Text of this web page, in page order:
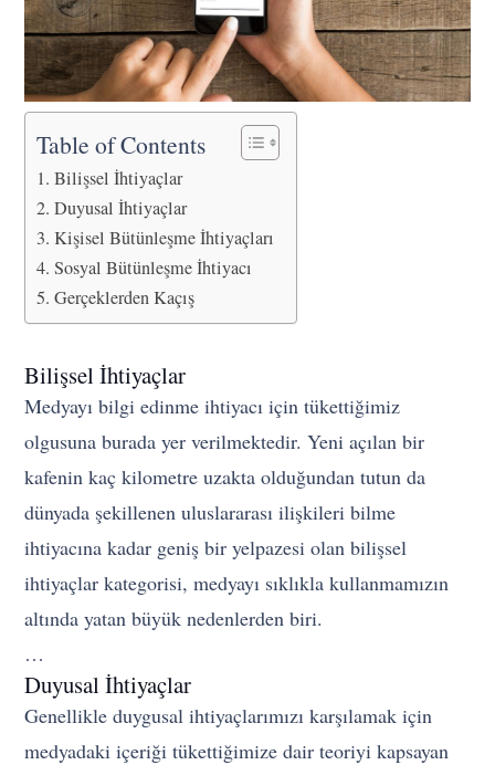
Table of Contents
Bilişsel İhtiyaçlar
Duyusal İhtiyaçlar
Kişisel Bütünleşme İhtiyaçları
Sosyal Bütünleşme İhtiyacı
Gerçeklerden Kaçış
Bilişsel İhtiyaçlar
Medyayı bilgi edinme ihtiyacı için tükettiğimiz
olgusuna burada yer verilmektedir. Yeni açılan bir
kafenin kaç kilometre uzakta olduğundan tutun da
dünyada şekillenen uluslararası ilişkileri bilme
ihtiyacına kadar geniş bir yelpazesi olan bilişsel
ihtiyaçlar kategorisi, medyayı sıklıkla kullanmamızın
altında yatan büyük nedenlerden biri.
…
Duyusal İhtiyaçlar
Genellikle duygusal ihtiyaçlarımızı karşılamak için
medyadaki içeriği tükettiğimize dair teoriyi kapsayan